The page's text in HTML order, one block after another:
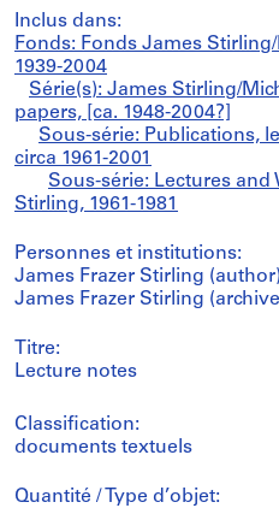
Inclus dans:
Fonds: Fonds James
1939-2004
Série(s): James Stirling/
papers, [ca. 1948-2004?]
Sous-série: Publications,
circa 1961-2001
Sous-série: Lectures
Stirling, 1961-1981
Personnes et institutions:
James Frazer Stirling
James Frazer Stirling
Titre:
Lecture notes
Classification:
documents textuels
Quantité / Type d’objet: